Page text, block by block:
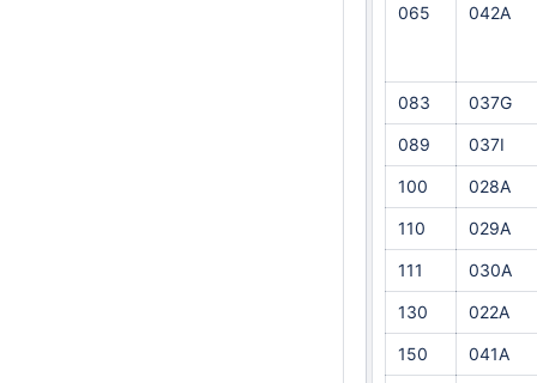
065 042A
083 037G
089 037I
100 028A
110 029A
111 030A
130 022A
150 041A